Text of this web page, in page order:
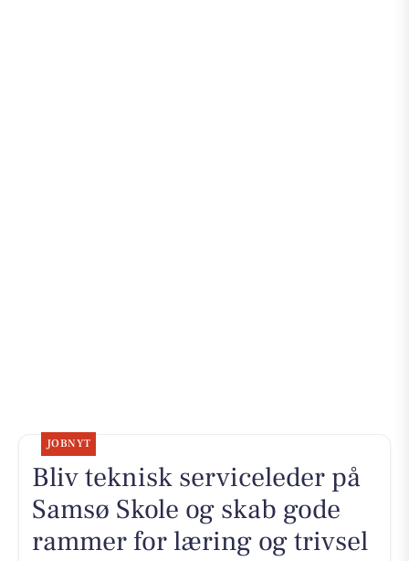
JOBNYT
Bliv teknisk serviceleder på
Samsø Skole og skab gode
rammer for læring og trivsel